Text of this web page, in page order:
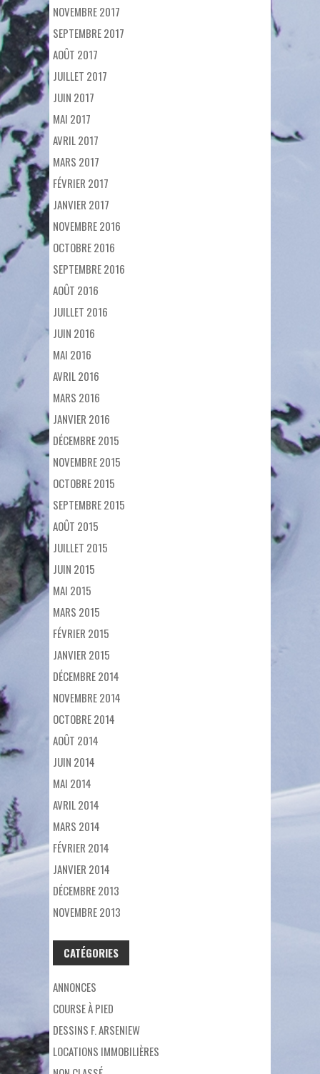
NOVEMBRE 2017
SEPTEMBRE 2017
AOÛT 2017
JUILLET 2017
JUIN 2017
MAI 2017
AVRIL 2017
MARS 2017
FÉVRIER 2017
JANVIER 2017
NOVEMBRE 2016
OCTOBRE 2016
SEPTEMBRE 2016
AOÛT 2016
JUILLET 2016
JUIN 2016
MAI 2016
AVRIL 2016
MARS 2016
JANVIER 2016
DÉCEMBRE 2015
NOVEMBRE 2015
OCTOBRE 2015
SEPTEMBRE 2015
AOÛT 2015
JUILLET 2015
JUIN 2015
MAI 2015
MARS 2015
FÉVRIER 2015
JANVIER 2015
DÉCEMBRE 2014
NOVEMBRE 2014
OCTOBRE 2014
AOÛT 2014
JUIN 2014
MAI 2014
AVRIL 2014
MARS 2014
FÉVRIER 2014
JANVIER 2014
DÉCEMBRE 2013
NOVEMBRE 2013
CATÉGORIES
ANNONCES
COURSE À PIED
DESSINS F. ARSENIEW
LOCATIONS IMMOBILIÈRES